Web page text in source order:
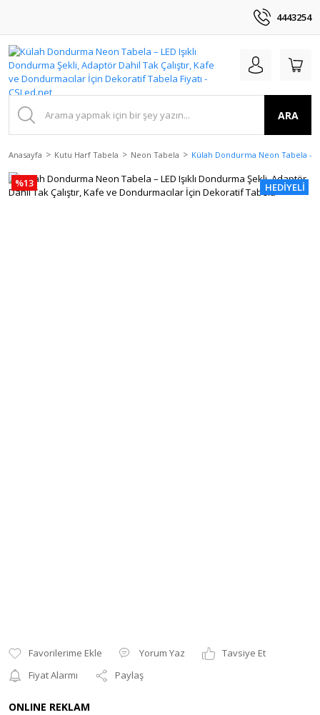
4443254
ARA
Anasayfa Kutu Harf Tabela Neon Tabela Külah Dondurma Neon Tabela –
%13 HEDİYELİ
Yorum Yaz
Tavsiye Et
Fiyat Alarmı
Paylaş
ONLINE REKLAM